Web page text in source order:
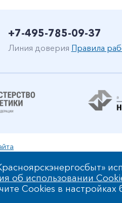
+7-495-785-09-37
Линия доверия Правила
собственности
персональных данных
об использовании
Cookies в настройках